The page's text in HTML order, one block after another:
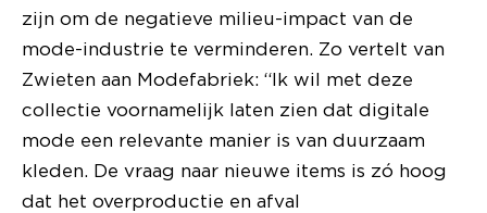
zijn om de negatieve milieu-impact van de
mode-industrie te verminderen. Zo vertelt van
Zwieten aan Modefabriek: “Ik wil met deze
collectie voornamelijk laten zien dat digitale
mode een relevante manier is van duurzaam
kleden. De vraag naar nieuwe items is zó hoog
dat het overproductie en afval